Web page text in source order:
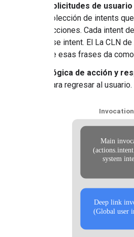
Solicitudes de
colección de intents
Acciones. Cada intent
ese intent. El La CLN
de esas frases da
Lógica de acción y
para regresar al usuario.